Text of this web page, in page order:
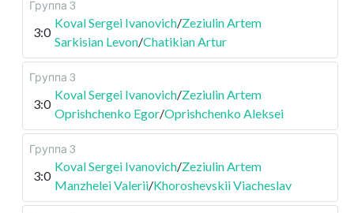
Группа 3
3:0
Koval Sergei Ivanovich/Zeziulin Artem
Sarkisian Levon/Chatikian Artur
Группа 3
3:0
Koval Sergei Ivanovich/Zeziulin Artem
Oprishchenko Egor/Oprishchenko Aleksei
Группа 3
3:0
Koval Sergei Ivanovich/Zeziulin Artem
Manzhelei Valerii/Khoroshevskii Viacheslav